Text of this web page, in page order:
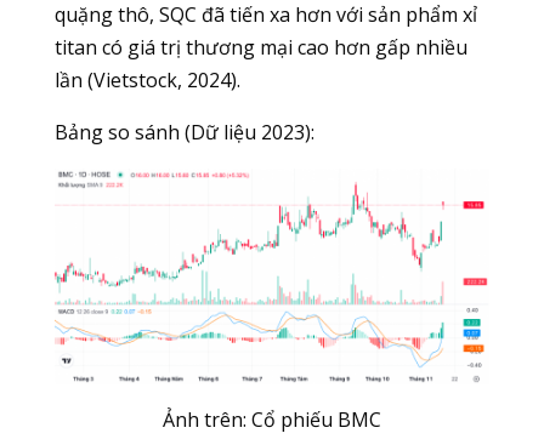
quặng thô, SQC đã tiến xa hơn với sản phẩm xỉ
titan có giá trị thương mại cao hơn gấp nhiều
lần (Vietstock, 2024).
Bảng so sánh (Dữ liệu 2023):
Ảnh trên: Cổ phiếu BMC